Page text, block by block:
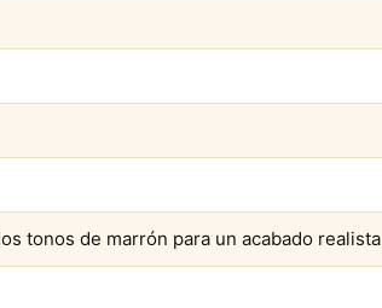
tonos de marrón para un acabado realista